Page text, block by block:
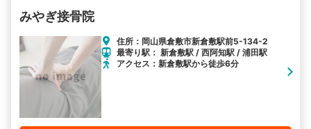
みやぎ接骨院
住所：岡山県倉敷市新倉敷駅前5-134-2
最寄り駅： 新倉敷駅 / 西阿知駅 / 浦田駅
アクセス：新倉敷駅から徒歩6分